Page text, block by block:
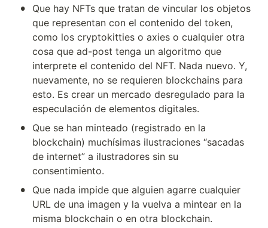
•
Que hay NFTs que tratan de vincular los objetos
que representan con el contenido del token,
como los cryptokitties o axies o cualquier otra
cosa que ad-post tenga un algoritmo que
interprete el contenido del NFT. Nada nuevo. Y,
nuevamente, no se requieren blockchains para
esto. Es crear un mercado desregulado para la
especulación de elementos digitales.
•
Que se han minteado (registrado en la
blockchain) muchísimas ilustraciones “sacadas
de internet” a ilustradores sin su
consentimiento.
•
Que nada impide que alguien agarre cualquier
URL de una imagen y la vuelva a mintear en la
misma blockchain o en otra blockchain.